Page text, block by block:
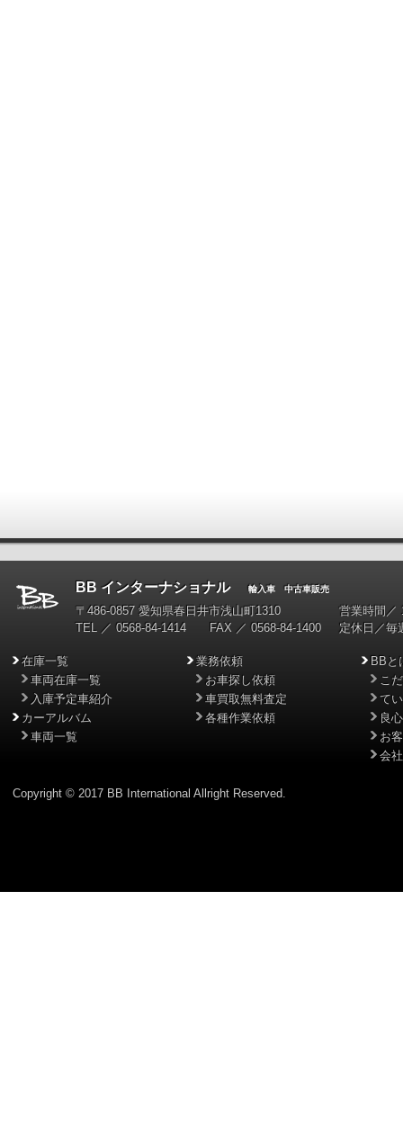
BB インターナショナル輸入車 中古車販売
〒486-0857 愛知県春日井市浅山町1310
TEL ／ 0568-84-1414 FAX ／ 0568-84-1400
営業時間／
定休日／毎
在庫一覧
車両在庫一覧
入庫予定車紹介
カーアルバム
車両一覧
業務依頼
お車探し依頼
車買取無料査定
各種作業依頼
BBと
こ
て
良
お
会
Copyright © 2017 BB International Allright Reserved.